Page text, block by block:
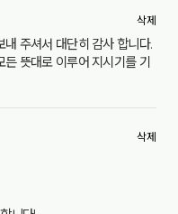
삭제
주셔서 대단히 감사 합니다.
뜻대로 이루어 지시기를 기
삭제